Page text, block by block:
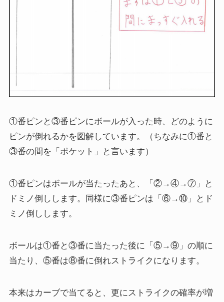
①番ピンと③番ピンにボールが入った時、どのように
ピンが倒れるかを図解しています。（ちなみに①番と
③番の間を「ポケット」と言います）
①番ピンはボールが当たったあと、「②→④→⑦」と
ドミノ倒しします。同様に③番ピンは「⑥→⑩」とド
ミノ倒しします。
ボールは①番と③番に当たった後に「⑤→⑨」の順に
当たり、⑤番は⑧番に倒れストライクになります。
本来はカーブで当てると、更にストライクの確率が増